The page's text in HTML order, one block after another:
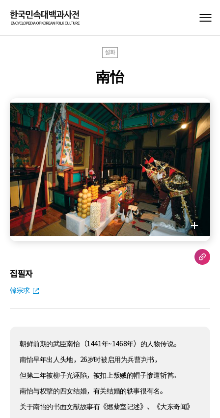
설화
南怡
집필자
韓宗求
朝鲜前期的武臣南怡（1441年~1468年）的人物传说。
南怡早年出人头地，26岁时被启用为兵曹判书，
但第二年被柳子光诬陷，被扣上叛贼的帽子惨遭斩首。
南怡与权擥的四女结婚，有关结婚的轶事很有名。
关于南怡的书面文献故事有《燃藜室记述》、《大东奇闻》